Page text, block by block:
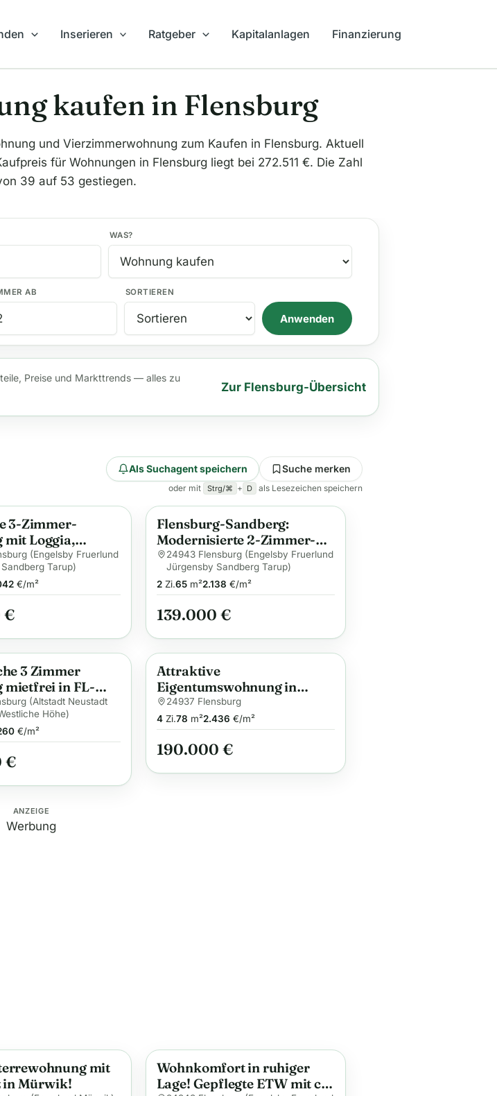
Inserieren Ratgeber Kapitalanlagen Finanzierung
kaufen in Flensburg
und Vierzimmerwohnung zum Kaufen in Flensburg. Aktuell
für Wohnungen in Flensburg liegt bei 272.511 €. Die Zahl
39 auf 53 gestiegen.
WAS?
AB SORTIEREN
Anwenden
Preise und Markttrends — alles zu
Zur Flensburg-Übersicht
Als Suchagent speichern Suche merken
oder mit Strg/⌘ + D als Lesezeichen speichern
3-Zimmer-
mit Loggia,
Stellplatz in
(Engelsby Fruerlund
Tarup)
€/m²
€
Anzeige
Flensburg-Sandberg:
Modernisierte 2-Zimmer-
Eigentumswohnung in der
obersten Etage – vermietet
24943 Flensburg (Engelsby Fruerlund
Jürgensby Sandberg Tarup)
2Zi.65m²2.138 €/m²
139.000 €
3 Zimmer
mietfrei in FL-
(Altstadt Neustadt
Höhe)
€/m²
€
Anzeige
Attraktive
Eigentumswohnung in
Flensburg
24937 Flensburg
4Zi.78 m²2.436 €/m²
190.000 €
ANZEIGE
Werbung
mit
in Mürwik!
Anzeige
Wohnkomfort in ruhiger
Lage! Gepflegte ETW mit ca.